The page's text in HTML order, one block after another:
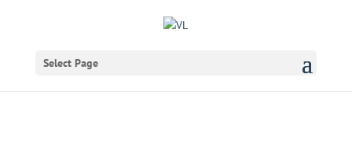
Select Page